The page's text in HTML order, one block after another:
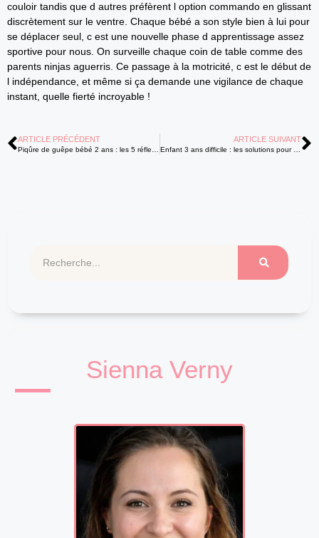
couloir tandis que d autres préfèrent l option commando en glissant
discrètement sur le ventre. Chaque bébé a son style bien à lui pour
se déplacer seul, c est une nouvelle phase d apprentissage assez
sportive pour nous. On surveille chaque coin de table comme des
parents ninjas aguerris. Ce passage à la motricité, c est le début de
l indépendance, et même si ça demande une vigilance de chaque
instant, quelle fierté incroyable !
ARTICLE PRÉCÉDENT ARTICLE SUIVANT
Sienna Verny